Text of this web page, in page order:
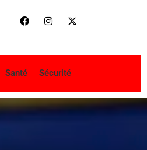
Santé Sécurité